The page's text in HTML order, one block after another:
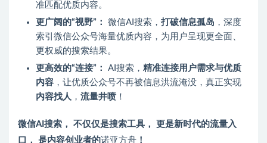
准匹配优质内容。
更广阔的“视野”：
微信AI搜索， 打破信息孤岛 ，深度
索引微信公众号海量优质内容，为用户呈现更全面、
更权威的搜索结果。
更高效的“连接”：
AI搜索， 精准连接用户需求与优质
内容 ，让优质公众号不再被信息洪流淹没，真正实现
内容找人 ， 流量井喷 ！
微信AI搜索， 不仅仅是搜索工具， 更是新时代的流量入
口， 是内容创业者的诺亚方舟 ！